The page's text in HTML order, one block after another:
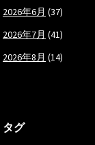
2026年6月 (37)
2026年7月 (41)
2026年8月 (14)
タグ